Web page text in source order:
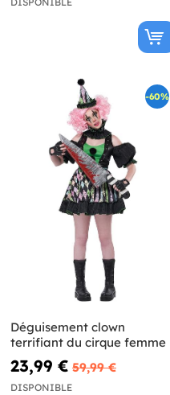
-60%
Déguisement clown
terrifiant du cirque femme
23,99 € 59,99 €
DISPONIBLE